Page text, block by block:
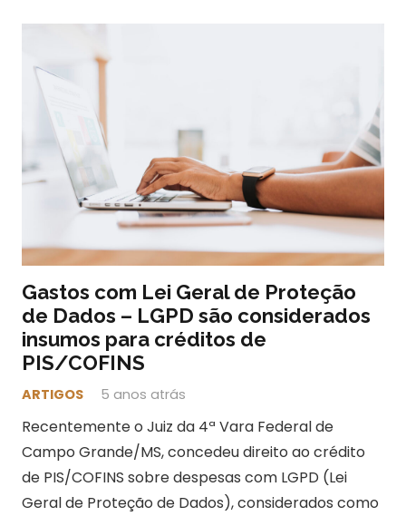
Gastos com Lei Geral de Proteção
de Dados – LGPD são considerados
insumos para créditos de
PIS/COFINS
ARTIGOS 5 anos atrás
Recentemente o Juiz da 4ª Vara Federal de
Campo Grande/MS, concedeu direito ao crédito
de PIS/COFINS sobre despesas com LGPD (Lei
Geral de Proteção de Dados), considerados como